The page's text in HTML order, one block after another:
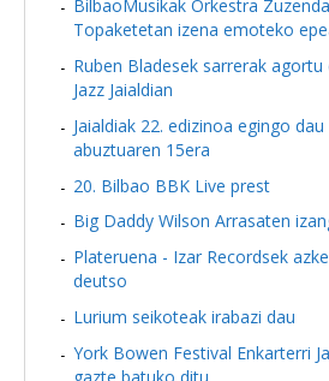
BilbaoMusikak Orkestra
Topaketetan izena emoteko
Ruben Bladesek sarrerak
Jazz Jaialdian
Jaialdiak 22. edizinoa egingo
abuztuaren 15era
20. Bilbao BBK Live prest
Big Daddy Wilson Arrasaten
Plateruena - Izar Recordsek
deutso
Lurium seikoteak irabazi dau
York Bowen Festival Enkarterri
gazte batuko ditu